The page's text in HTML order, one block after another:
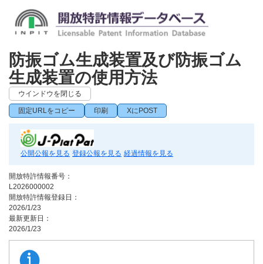
防振ゴム生成装置及び防振ゴム
生成装置の使用方法
ウインドウを閉じる
固定URLをコピー 印刷 XにPOST
公開公報を見る 登録公報を見る 経過情報を見る
開放特許情報番号：
L2026000002
開放特許情報登録日：
2026/1/23
最新更新日：
2026/1/23